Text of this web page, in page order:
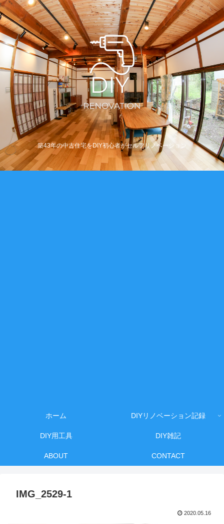
築43年の中古住宅をDIY初心者がセルフリノベーション
ホーム DIYリノベーション記録
DIY用工具 DIY雑記
ABOUT CONTACT
IMG_2529-1
2020.05.16